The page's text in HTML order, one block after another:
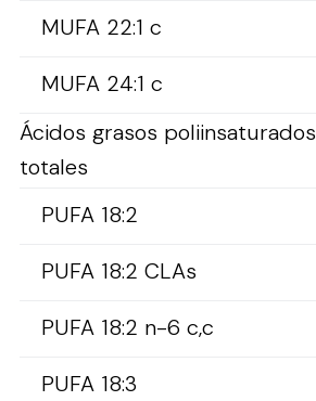
MUFA 22:1 c
MUFA 24:1 c
Ácidos grasos poliinsaturados
totales
PUFA 18:2
PUFA 18:2 CLAs
PUFA 18:2 n-6 c,c
PUFA 18:3